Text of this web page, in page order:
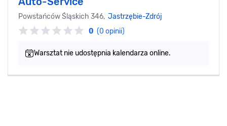
Powstańców Śląskich 346, Jastrzębie-Zdrój
0 (0 opinii)
Warsztat nie udostępnia kalendarza online.